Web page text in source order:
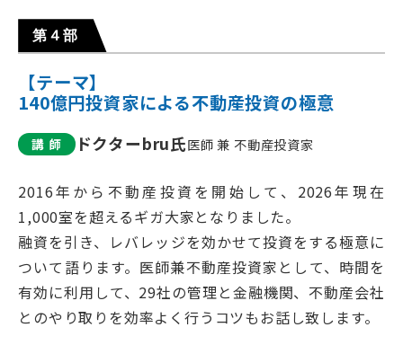
第４部
【テーマ】
140億円投資家による不動産投資の極意
講 師 ドクターbru氏医師 兼 不動産投資家
2016年から不動産投資を開始して、2026年現在
1,000室を超えるギガ大家となりました。
融資を引き、レバレッジを効かせて投資をする極意に
ついて語ります。医師兼不動産投資家として、時間を
有効に利用して、29社の管理と金融機関、不動産会社
とのやり取りを効率よく行うコツもお話し致します。